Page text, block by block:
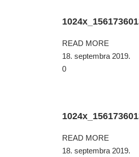
READ MORE
18. septembra 2019.
0
READ MORE
18. septembra 2019.